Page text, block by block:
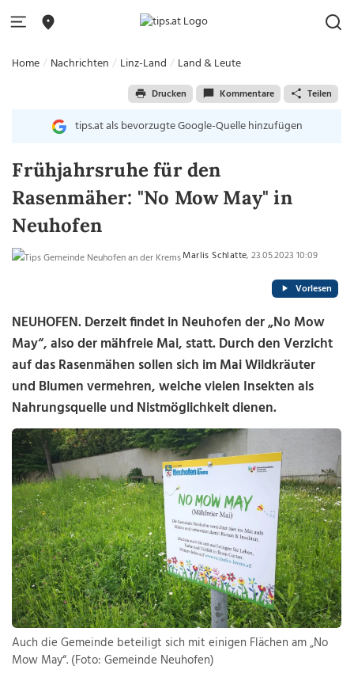
Home Nachrichten Linz-Land Land & Leute
Drucken Kommentare Teilen
tips.at als bevorzugte Google-Quelle hinzufügen
Frühjahrsruhe für den
Rasenmäher: "No Mow May" in
Neuhofen
Marlis Schlatte, 23.05.2023 10:09
Vorlesen
NEUHOFEN. Derzeit findet in Neuhofen der „No Mow
May“, also der mähfreie Mai, statt. Durch den Verzicht
auf das Rasenmähen sollen sich im Mai Wildkräuter
und Blumen vermehren, welche vielen Insekten als
Nahrungsquelle und Nistmöglichkeit dienen.
Auch die Gemeinde beteiligt sich mit einigen Flächen am „No
Mow May“. (Foto: Gemeinde Neuhofen)